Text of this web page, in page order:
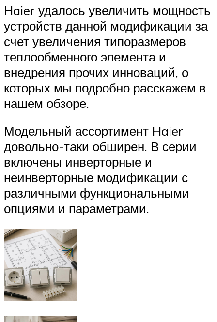
Haier удалось увеличить мощность
устройств данной модификации за
счет увеличения типоразмеров
теплообменного элемента и
внедрения прочих инноваций, о
которых мы подробно расскажем в
нашем обзоре.
Модельный ассортимент Haier
довольно-таки обширен. В серии
включены инверторные и
неинверторные модификации с
различными функциональными
опциями и параметрами.